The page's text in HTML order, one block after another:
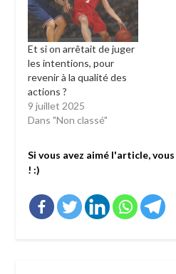
Et si on arrêtait de juger
les intentions, pour
revenir à la qualité des
actions ?
9 juillet 2025
Dans "Non classé"
Si vous avez aimé l'article,
! :)